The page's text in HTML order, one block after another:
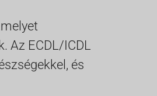
Az ECDL/ICDL
és